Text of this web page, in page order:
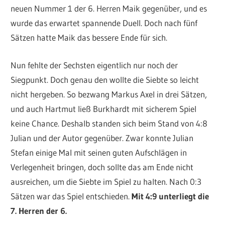
neuen Nummer 1 der 6. Herren Maik gegenüber, und es
wurde das erwartet spannende Duell. Doch nach fünf
Sätzen hatte Maik das bessere Ende für sich.
Nun fehlte der Sechsten eigentlich nur noch der
Siegpunkt. Doch genau den wollte die Siebte so leicht
nicht hergeben. So bezwang Markus Axel in drei Sätzen,
und auch Hartmut ließ Burkhardt mit sicherem Spiel
keine Chance. Deshalb standen sich beim Stand von 4:8
Julian und der Autor gegenüber. Zwar konnte Julian
Stefan einige Mal mit seinen guten Aufschlägen in
Verlegenheit bringen, doch sollte das am Ende nicht
ausreichen, um die Siebte im Spiel zu halten. Nach 0:3
Sätzen war das Spiel entschieden.Mit 4:9 unterliegt die
7. Herren der 6.